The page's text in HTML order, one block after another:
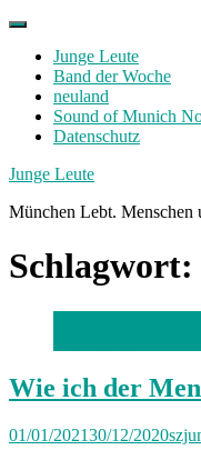
Skip
contentJunge Leute
Band der Woche
neuland
Sound of Munich
Datenschutz
Facebook
Twitter
Instagram
Junge Leute
München Lebt. Menschen
Schlagwort:
Wie ich der
01/01/202130/12/2020